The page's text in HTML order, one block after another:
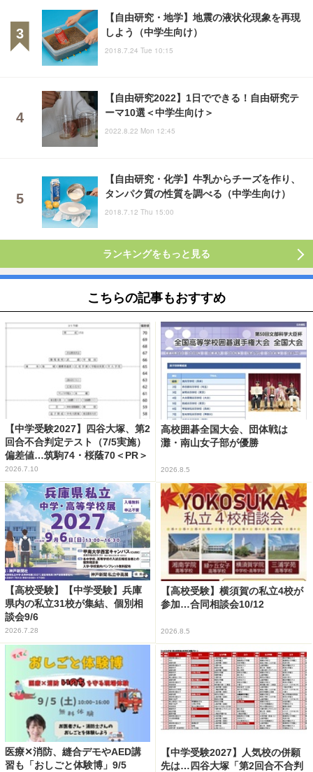
【自由研究・地学】地震の液状化現象を再現
しよう（中学生向け）
2018.7.24 Tue 10:15
【自由研究2022】1日でできる！自由研究テ
ーマ10選＜中学生向け＞
2022.8.22 Mon 12:45
【自由研究・化学】牛乳からチーズを作り、
タンパク質の性質を調べる（中学生向け）
2018.7.12 Thu 15:00
ランキングをもっと見る
こちらの記事もおすすめ
【中学受験2027】四谷大塚、第2
回合不合判定テスト（7/5実施）
偏差値…筑駒74・桜蔭70＜PR＞
2026.7.10
高校囲碁全国大会、団体戦は
灘・南山女子部が優勝
2026.8.5
【高校受験】【中学受験】兵庫
県内の私立31校が集結、個別相
談会9/6
2026.7.28
【高校受験】横須賀の私立4校が
参加…合同相談会10/12
2026.8.5
医療✕消防、縫合デモやAED講
習も「おしごと体験博」9/5
【中学受験2027】人気校の併願
先は…四谷大塚「第2回合不合判